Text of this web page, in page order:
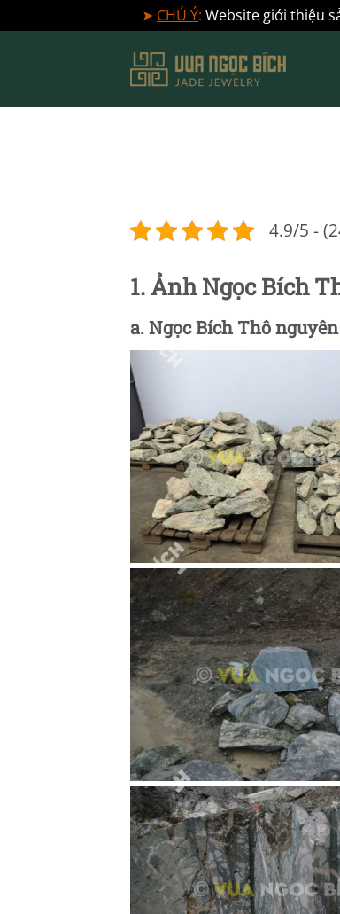
➤ CHÚ Ý: Website giới thiệu
dung
4.9/5 -
1. Ảnh Ngọc Bích
a. Ngọc Bích Thô